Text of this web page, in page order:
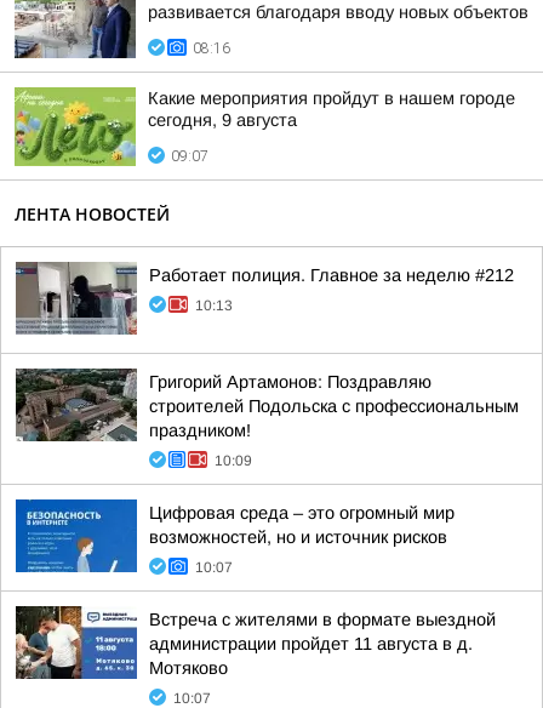
развивается благодаря вводу новых объектов
08:16
Какие мероприятия пройдут в нашем городе
сегодня, 9 августа
09:07
ЛЕНТА НОВОСТЕЙ
Работает полиция. Главное за неделю #212
10:13
Григорий Артамонов: Поздравляю
строителей Подольска с профессиональным
праздником!
10:09
Цифровая среда – это огромный мир
возможностей, но и источник рисков
10:07
Встреча с жителями в формате выездной
администрации пройдет 11 августа в д.
Мотяково
10:07